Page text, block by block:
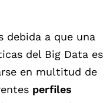
debida a que una
del Big Data es
en multitud de
perfiles